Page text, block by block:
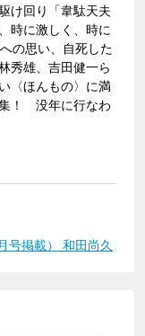
け回り「韋駄天夫
時に激しく、時に
の思い、自死した
秀雄、吉田健一ら
〈ほんもの〉に満
！ 没年に行なわ
号掲載） 和田尚久